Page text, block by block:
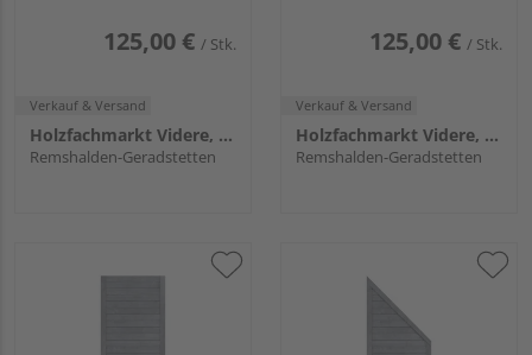
125,00 € / Stk.
Verkauf & Versand
Holzfachmarkt Videre, Remshalden
Remshalden-Geradstetten
125,00 € / Stk.
Verkauf & Versand
Holzfachmarkt Videre, Remshalden
Remshalden-Geradstetten